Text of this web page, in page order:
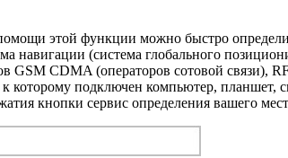
этой функции можно быстро
навигации (система глобального
GSM CDMA (операторов сотовой связи),
которому подключен компьютер, планшет,
кнопки сервис определения вашего